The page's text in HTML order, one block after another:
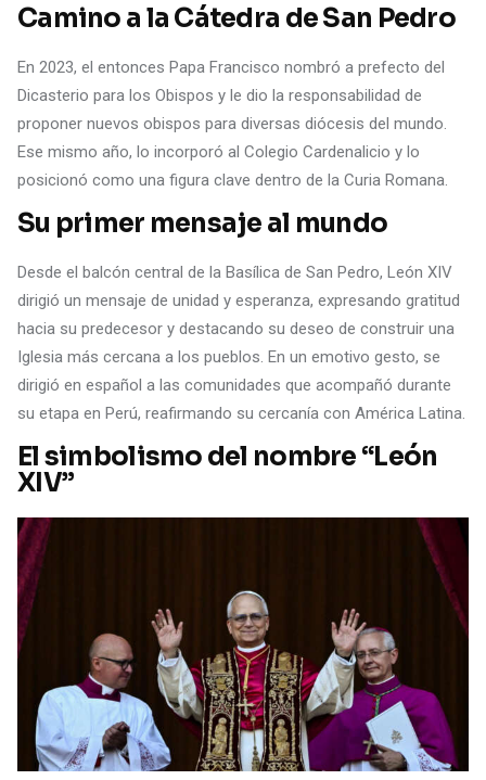
Camino a la Cátedra de San Pedro
En 2023, el entonces Papa Francisco nombró a prefecto del
Dicasterio para los Obispos y le dio la responsabilidad de
proponer nuevos obispos para diversas diócesis del mundo.
Ese mismo año, lo incorporó al Colegio Cardenalicio y lo
posicionó como una figura clave dentro de la Curia Romana.
Su primer mensaje al mundo
Desde el balcón central de la Basílica de San Pedro, León XIV
dirigió un mensaje de unidad y esperanza, expresando gratitud
hacia su predecesor y destacando su deseo de construir una
Iglesia más cercana a los pueblos. En un emotivo gesto, se
dirigió en español a las comunidades que acompañó durante
su etapa en Perú, reafirmando su cercanía con América Latina.
El simbolismo del nombre “León
XIV”